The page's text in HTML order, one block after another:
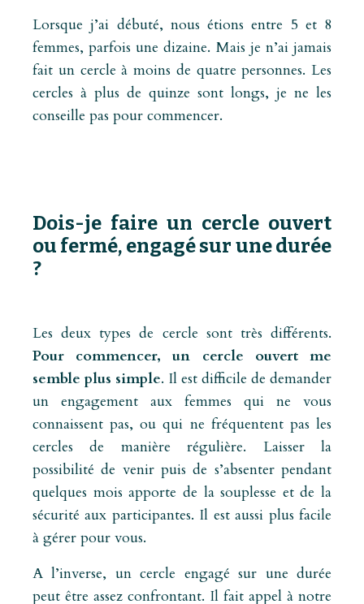
Lorsque j’ai débuté, nous étions entre 5 et 8
femmes, parfois une dizaine. Mais je n’ai jamais
fait un cercle à moins de quatre personnes. Les
cercles à plus de quinze sont longs, je ne les
conseille pas pour commencer.
Dois-je faire un cercle ouvert
ou fermé, engagé sur une durée
?
Les deux types de cercle sont très différents.
Pour commencer, un cercle ouvert me
semble plus simple. Il est difficile de demander
un engagement aux femmes qui ne vous
connaissent pas, ou qui ne fréquentent pas les
cercles de manière régulière. Laisser la
possibilité de venir puis de s’absenter pendant
quelques mois apporte de la souplesse et de la
sécurité aux participantes. Il est aussi plus facile
à gérer pour vous.
A l’inverse, un cercle engagé sur une durée
peut être assez confrontant. Il fait appel à notre